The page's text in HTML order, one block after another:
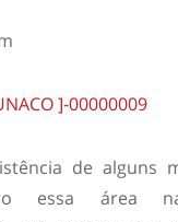
de alguns
essa área